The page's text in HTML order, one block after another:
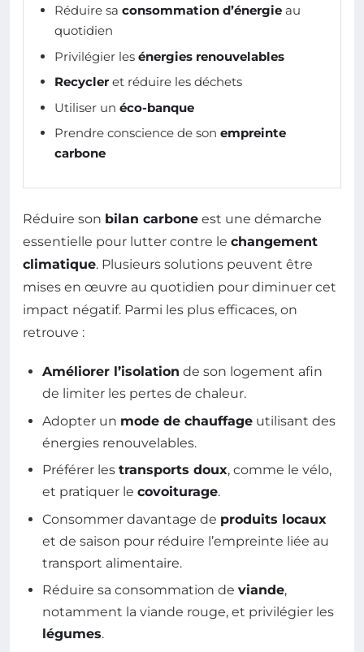
Réduire sa consommation d’énergie au
quotidien
Privilégier les énergies renouvelables
Recycler et réduire les déchets
Utiliser un éco-banque
Prendre conscience de son empreinte
carbone
Réduire son bilan carbone est une démarche
essentielle pour lutter contre le changement
climatique. Plusieurs solutions peuvent être
mises en œuvre au quotidien pour diminuer cet
impact négatif. Parmi les plus efficaces, on
retrouve :
Améliorer l’isolation de son logement afin
de limiter les pertes de chaleur.
Adopter un mode de chauffage utilisant des
énergies renouvelables.
Préférer les transports doux, comme le vélo,
et pratiquer le covoiturage.
Consommer davantage de produits locaux
et de saison pour réduire l’empreinte liée au
transport alimentaire.
Réduire sa consommation de viande,
notamment la viande rouge, et privilégier les
légumes.